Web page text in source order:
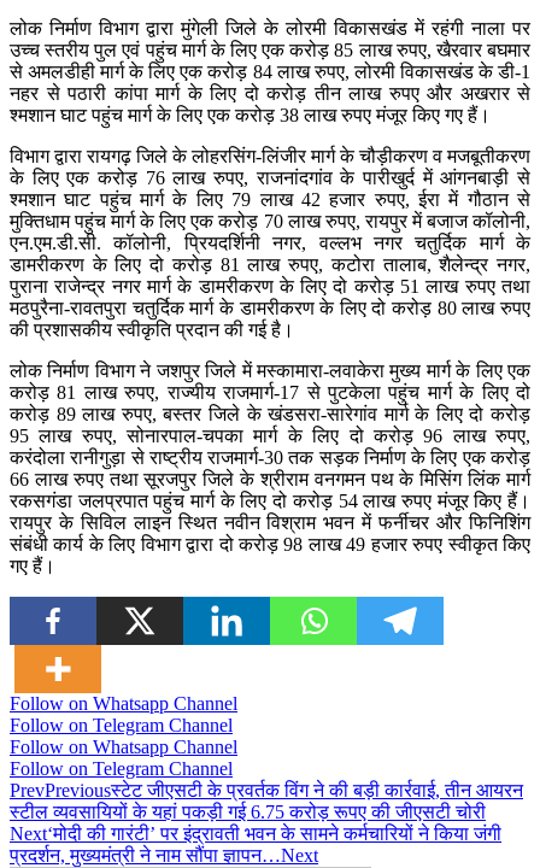
लोक निर्माण विभाग द्वारा मुंगेली जिले के लोरमी विकासखंड में रहंगी नाला पर
उच्च स्तरीय पुल एवं पहुंच मार्ग के लिए एक करोड़ 85 लाख रुपए, खैरवार बघमार
से अमलडीही मार्ग के लिए एक करोड़ 84 लाख रुपए, लोरमी विकासखंड के डी-1
नहर से पठारी कांपा मार्ग के लिए दो करोड़ तीन लाख रुपए और अखरार से
श्मशान घाट पहुंच मार्ग के लिए एक करोड़ 38 लाख रुपए मंजूर किए गए हैं।
विभाग द्वारा रायगढ़ जिले के लोहरसिंग-लिंजीर मार्ग के चौड़ीकरण व मजबूतीकरण
के लिए एक करोड़ 76 लाख रुपए, राजनांदगांव के पारीखुर्द में आंगनबाड़ी से
श्मशान घाट पहुंच मार्ग के लिए 79 लाख 42 हजार रुपए, ईरा में गौठान से
मुक्तिधाम पहुंच मार्ग के लिए एक करोड़ 70 लाख रुपए, रायपुर में बजाज कॉलोनी,
एन.एम.डी.सी. कॉलोनी, प्रियदर्शिनी नगर, वल्लभ नगर चतुर्दिक मार्ग के
डामरीकरण के लिए दो करोड़ 81 लाख रुपए, कटोरा तालाब, शैलेन्द्र नगर,
पुराना राजेन्द्र नगर मार्ग के डामरीकरण के लिए दो करोड़ 51 लाख रुपए तथा
मठपुरैना-रावतपुरा चतुर्दिक मार्ग के डामरीकरण के लिए दो करोड़ 80 लाख रुपए
की प्रशासकीय स्वीकृति प्रदान की गई है।
लोक निर्माण विभाग ने जशपुर जिले में मस्कामारा-लवाकेरा मुख्य मार्ग के लिए एक
करोड़ 81 लाख रुपए, राज्यीय राजमार्ग-17 से पुटकेला पहुंच मार्ग के लिए दो
करोड़ 89 लाख रुपए, बस्तर जिले के खंडसरा-सारेगांव मार्ग के लिए दो करोड़
95 लाख रुपए, सोनारपाल-चपका मार्ग के लिए दो करोड़ 96 लाख रुपए,
करंदोला रानीगुड़ा से राष्ट्रीय राजमार्ग-30 तक सड़क निर्माण के लिए एक करोड़
66 लाख रुपए तथा सूरजपुर जिले के श्रीराम वनगमन पथ के मिसिंग लिंक मार्ग
रकसगंडा जलप्रपात पहुंच मार्ग के लिए दो करोड़ 54 लाख रुपए मंजूर किए हैं।
रायपुर के सिविल लाइन स्थित नवीन विश्राम भवन में फर्नीचर और फिनिशिंग
संबंधी कार्य के लिए विभाग द्वारा दो करोड़ 98 लाख 49 हजार रुपए स्वीकृत किए
गए हैं।
Follow on Whatsapp Channel
Follow on Telegram Channel
Follow on Whatsapp Channel
Follow on Telegram Channel
PrevPreviousस्टेट जीएसटी के प्रवर्तक विंग ने की बड़ी कार्रवाई, तीन आयरन
स्टील व्यवसायियों के यहां पकड़ी गई 6.75 करोड़ रूपए की जीएसटी चोरी
Next‘मोदी की गारंटी’ पर इंद्रावती भवन के सामने कर्मचारियों ने किया जंगी
प्रदर्शन, मुख्यमंत्री ने नाम सौंपा ज्ञापन…Next